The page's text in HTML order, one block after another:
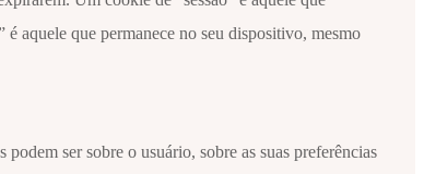
aquele que permanece no seu dispositivo, mesmo
ser sobre o usuário, sobre as suas preferências